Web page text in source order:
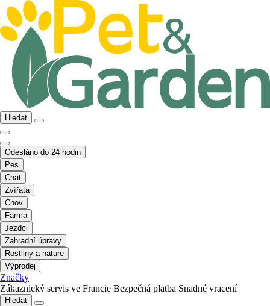
Hledat
Odesláno do 24 hodin
Pes
Chat
Zvířata
Chov
Farma
Jezdci
Zahradní úpravy
Rostliny a nature
Výprodej
Značky
Zákaznický servis ve Francie Bezpečná platba Snadné vracení
Hledat